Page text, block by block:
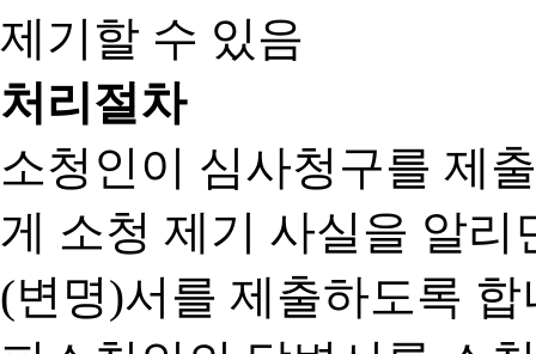
제기할 수 있음
처리절차
소청인이 심사청구를 제
게 소청 제기 사실을 알
(변명)서를 제출하도록 합